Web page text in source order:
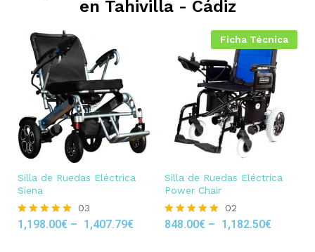
en Tahivilla - Cádiz
Silla de Ruedas Eléctrica
Siena
Rated
03
1,198.00€ – 1,407.79€
Ficha Técnica
Silla de Ruedas Eléctrica
Power Chair
Rated
02
848.00€ – 1,182.50€